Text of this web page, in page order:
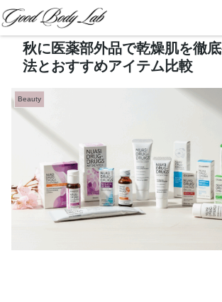
秋に医薬部外品で乾燥肌を徹
法とおすすめアイテム比較
Beauty